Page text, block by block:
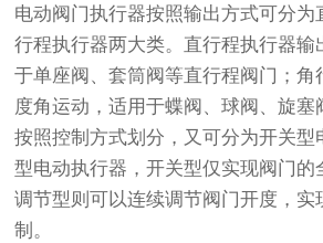
电动阀门执行器按照输出方式可分为
行程执行器两大类。直行程执行器输
于单座阀、套筒阀等直行程阀门；角
度角运动，适用于蝶阀、球阀、旋塞
按照控制方式划分，又可分为开关型
型电动执行器，开关型仅实现阀门的
调节型则可以连续调节阀门开度，实
制。